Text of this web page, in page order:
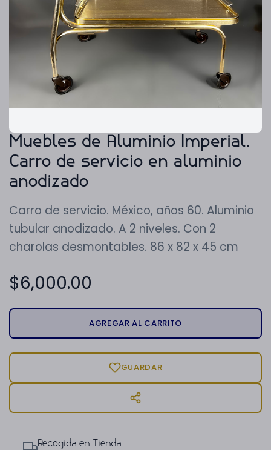
Muebles de Aluminio Imperial.
Carro de servicio en aluminio
anodizado
Carro de servicio. México, años 60. Aluminio
tubular anodizado. A 2 niveles. Con 2
charolas desmontables. 86 x 82 x 45 cm
$6,000.00
AGREGAR AL CARRITO
GUARDAR
Recogida en Tienda